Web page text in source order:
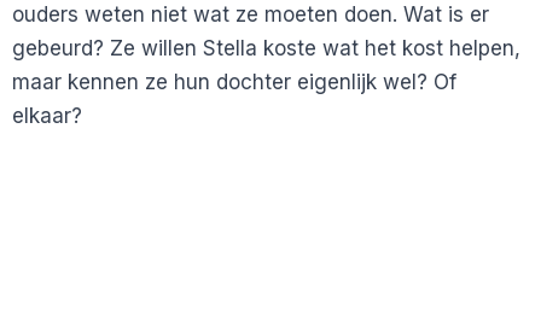
ouders weten niet wat ze moeten doen. Wat is er
gebeurd? Ze willen Stella koste wat het kost helpen,
maar kennen ze hun dochter eigenlijk wel? Of
elkaar?